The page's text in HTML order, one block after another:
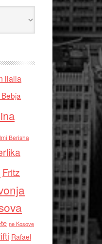
llalla
Berisha
Fritz
ne Kosove
Rafael